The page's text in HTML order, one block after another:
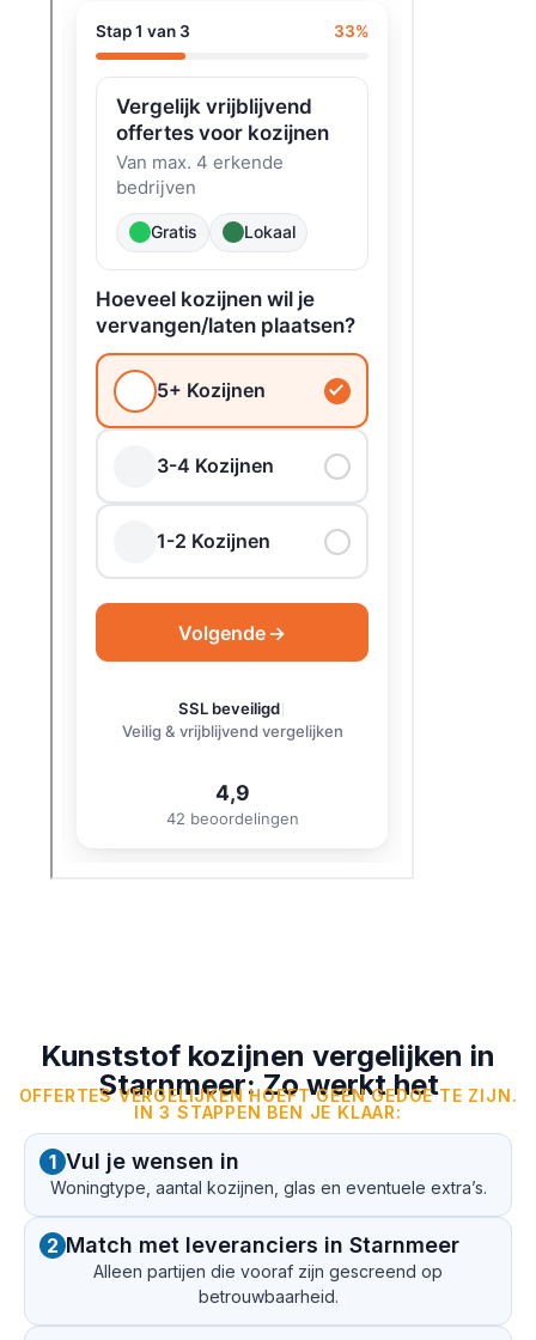
Kunststof kozijnen vergelijken in
Starnmeer: Zo werkt het
OFFERTES VERGELIJKEN HOEFT GEEN GEDOE TE ZIJN.
IN 3 STAPPEN BEN JE KLAAR:
1 Vul je wensen in
Woningtype, aantal kozijnen, glas en eventuele extra’s.
2 Match met leveranciers in Starnmeer
Alleen partijen die vooraf zijn gescreend op
betrouwbaarheid.